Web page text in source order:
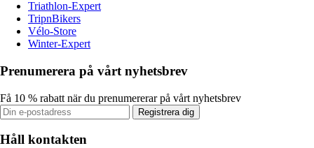
Triathlon-Expert
TripnBikers
Vélo-Store
Winter-Expert
Prenumerera på vårt nyhetsbrev
Få 10 % rabatt när du prenumererar på vårt nyhetsbrev
Registrera dig
Håll kontakten